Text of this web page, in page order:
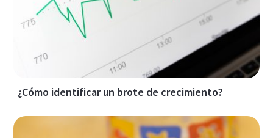
¿Cómo identificar un brote de crecimiento?